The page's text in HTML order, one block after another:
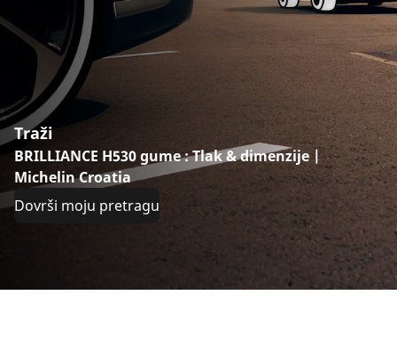
Traži
BRILLIANCE H530 gume : Tlak & dimenzije |
Michelin Croatia
Dovrši moju pretragu